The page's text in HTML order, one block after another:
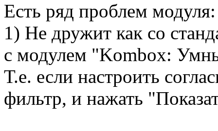
Есть ряд проблем модуля:
1) Не дружит как со
с модулем "Kombox:
Т.е. если настроить
фильтр, и нажать